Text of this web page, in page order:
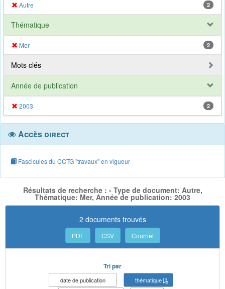
Autre 2
Thématique
Mer 2
Mots clés
Année de publication
2003 2
Accès direct
Fascicules du CCTG "travaux" en vigueur
Résultats de recherche : - Type de document: Autre,
Thématique: Mer, Année de publication: 2003
2 documents trouvés
PDF CSV Courriel
Tri par
date de publication
thématique